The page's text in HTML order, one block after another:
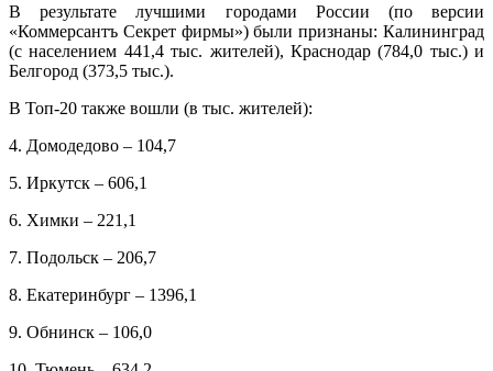
В результате лучшими городами России (по версии
«Коммерсантъ Секрет фирмы») были признаны: Калининград
(с населением 441,4 тыс. жителей), Краснодар (784,0 тыс.) и
Белгород (373,5 тыс.).
В Топ-20 также вошли (в тыс. жителей):
4. Домодедово – 104,7
5. Иркутск – 606,1
6. Химки – 221,1
7. Подольск – 206,7
8. Екатеринбург – 1396,1
9. Обнинск – 106,0